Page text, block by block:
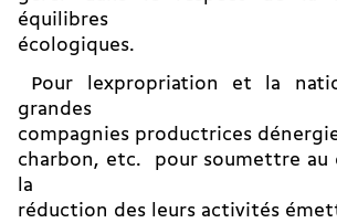
équilibres
écologiques.
 Pour lexpropriation et la
grandes
compagnies productrices
charbon, etc.  pour soumettre
la
réduction des leurs activités